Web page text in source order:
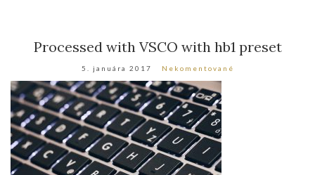
Processed with VSCO with hb1 preset
5. januára 2017 Nekomentované